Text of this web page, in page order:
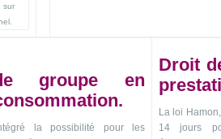
groupe en
la possibilité pour les
Droit
La loi
14 jours